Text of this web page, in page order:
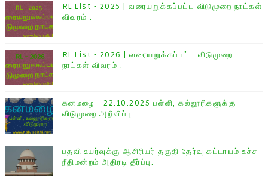
RL List - 2025 | வரையறுக்கப்பட்ட விடுமுறை நாட்கள்
விவரம் :
RL List - 2026 | வரையறுக்கப்பட்ட விடுமுறை
நாட்கள் விவரம் :
கனமழை - 22.10.2025 பள்ளி, கல்லூரிகளுக்கு
விடுமுறை அறிவிப்பு.
பதவி உயர்வுக்கு ஆசிரியர் தகுதி தேர்வு கட்டாயம் உச்ச
நீதிமன்றம் அதிரடி தீர்ப்பு.